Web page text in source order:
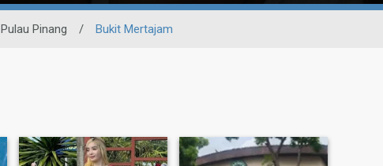
Pulau Pinang / Bukit Mertajam